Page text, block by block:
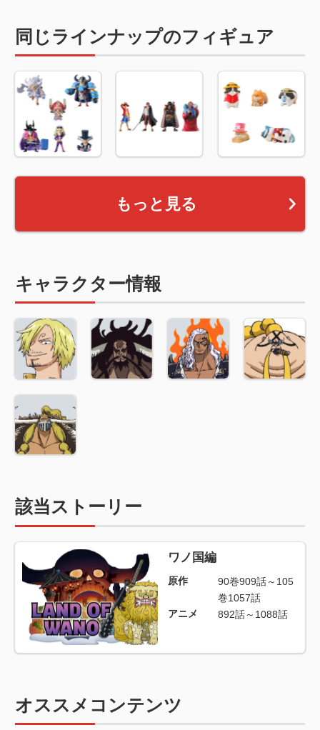
同じラインナップのフィギュア
もっと見る
キャラクター情報
該当ストーリー
ワノ国編
原作
90巻909話～105
巻1057話
アニメ
892話～1088話
オススメコンテンツ